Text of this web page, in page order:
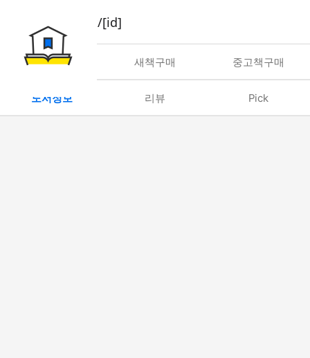
book/rent/[id]
대여 새책구매 중고책구매
도서정보 리뷰 Pick